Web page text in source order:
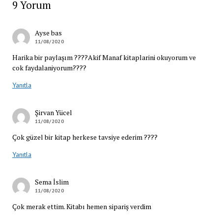
9 Yorum
Ayse bas
11/08/2020
Harika bir paylaşım ????Akif Manaf kitaplarini okuyorum ve
cok faydalaniyorum????
Yanıtla
Şirvan Yücel
11/08/2020
Çok güzel bir kitap herkese tavsiye ederim ????
Yanıtla
Sema İslim
11/08/2020
Çok merak ettim. Kitabı hemen sipariş verdim